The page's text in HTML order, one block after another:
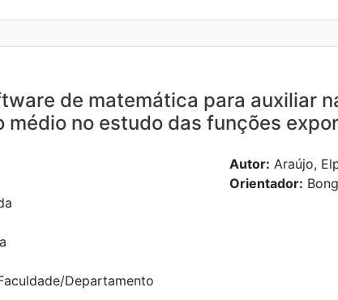
de matemática para auxiliar
médio no estudo das funções
Departamento
Autor: Araújo,
Orientador: